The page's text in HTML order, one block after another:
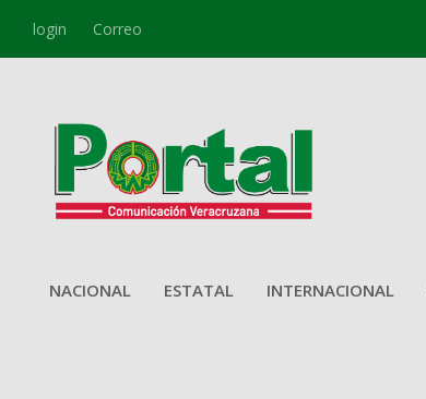
login Correo
NACIONAL ESTATAL INTERNACIONAL